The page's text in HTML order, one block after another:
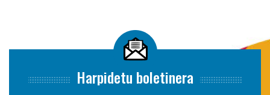
Harpidetu boletinera